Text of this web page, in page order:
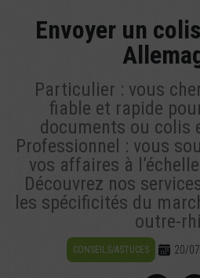
Envoyer un
Particulier : vous
fiable et rapide
documents ou colis
Professionnel : vous
vos affaires à
Découvrez nos
les spécificités du
outre-
CONSEILS/ASTUCES 20/